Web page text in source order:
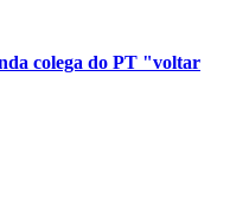
colega do PT "voltar